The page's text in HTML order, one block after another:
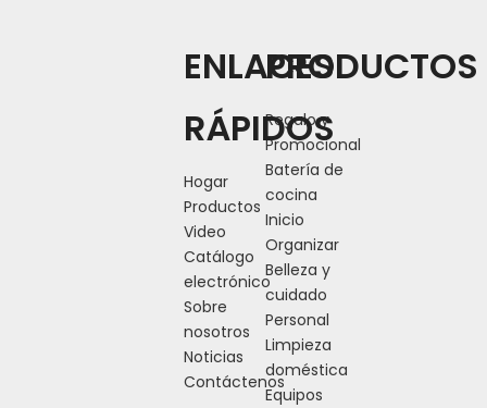
ENLACES
RÁPIDOS
Hogar
Productos
Video
Catálogo
electrónico
Sobre
nosotros
Noticias
Contáctenos
PRODUCTOS
Regalo y
Promocional
Batería de
cocina
Inicio
Organizar
Belleza y
cuidado
Personal
Limpieza
doméstica
Equipos